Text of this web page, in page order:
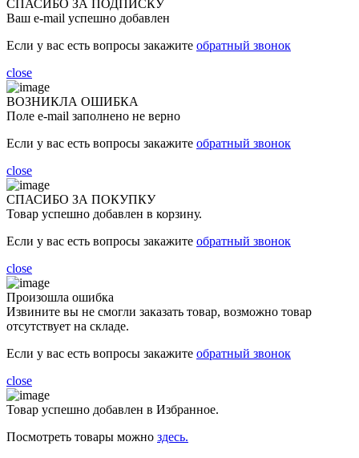
СПАСИБО ЗА ПОДПИСКУ
Ваш e-mail успешно добавлен
Если у вас есть вопросы закажите обратный звонок
close
ВОЗНИКЛА ОШИБКА
Поле e-mail заполнено не верно
Если у вас есть вопросы закажите обратный звонок
close
СПАСИБО ЗА ПОКУПКУ
Товар успешно добавлен в корзину.
Если у вас есть вопросы закажите обратный звонок
close
Произошла ошибка
Извините вы не смогли заказать товар, возможно товар
отсутствует на складе.
Если у вас есть вопросы закажите обратный звонок
close
Товар успешно добавлен в Избранное.
Посмотреть товары можно здесь.